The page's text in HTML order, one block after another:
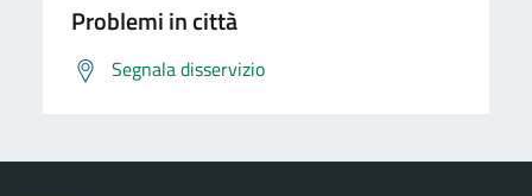
Problemi in città
Segnala disservizio